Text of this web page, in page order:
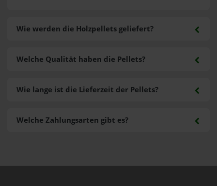
Wie werden die Holzpellets geliefert?
Welche Zahlungsarten gibt es?
Welche Qualität haben die Pellets?
Wie lange ist die Lieferzeit der Pellets?